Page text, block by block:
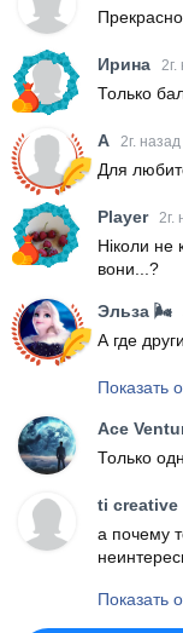
Ирина
Только
A 2г. назад
Для
Player 2г.
Ніколи не
вони...?
Эльза 🌬️
А где
Показать
Ace
Только
ti creative
а почему
Показать